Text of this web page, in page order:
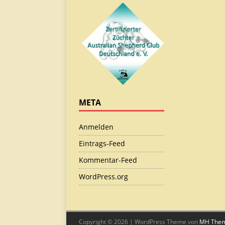
META
Anmelden
Eintrags-Feed
Kommentar-Feed
WordPress.org
Copyright © 2026 | WordPress Theme von MH